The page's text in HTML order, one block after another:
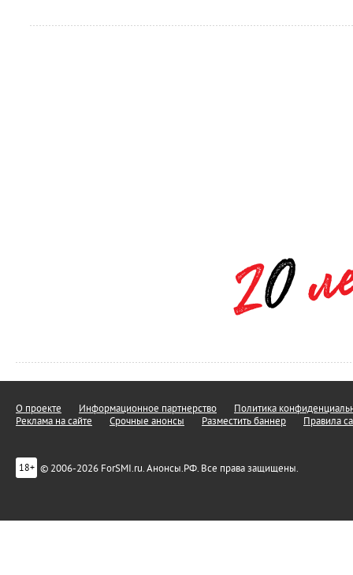
О проекте Информационное партнерство
Политика
Реклама на сайте
Срочные анонсы Разместить баннер Правила
18+ © 2006-2026 ForSMI.ru. Анонсы.РФ. Все права защищены.